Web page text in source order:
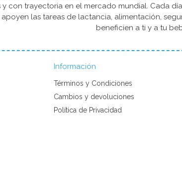
con trayectoria en el mercado mundial. Cada
las tareas de lactancia, alimentación,
beneficien a ti y a tu
Información
Términos y Condiciones
Cambios y devoluciones
Política de Privacidad